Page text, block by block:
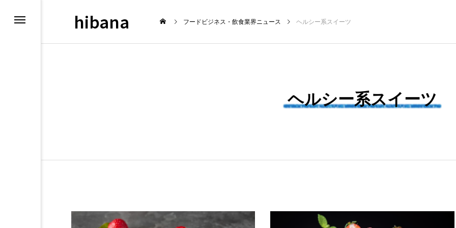
飲食DX
hibana フードビジネス・飲食業界ニュース ヘルシー系スイーツ
ヘルシー系スイーツ